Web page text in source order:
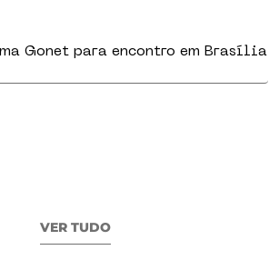
Gonet para encontro em Brasília
VER TUDO